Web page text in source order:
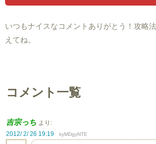
いつもナイスなコメントありがとう！攻略
えてね。
コメント一覧
吉宗っち より:
2012/ 2/ 26 19:19
kyMDgyNTE